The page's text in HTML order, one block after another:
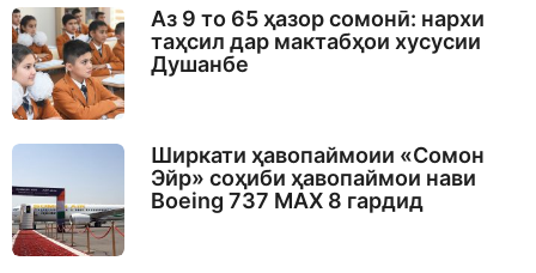
g
o
Аз 9 то 65 ҳазор сомонӣ: нархи
таҳсил дар мактабҳои хусусии
Душанбе
Ширкати ҳавопаймоии «Сомон
Эйр» соҳиби ҳавопаймои нави
Boeing 737 MAX 8 гардид